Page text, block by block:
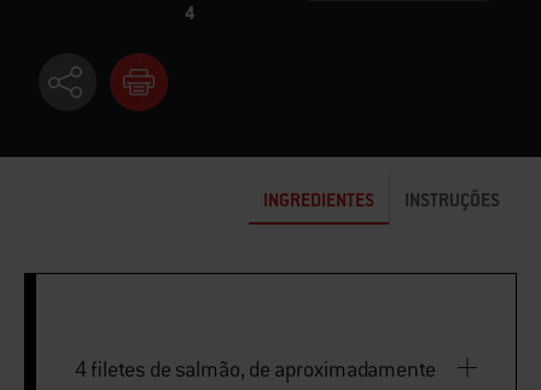
4
INGREDIENTES INSTRUÇÕES
4 filetes de salmão, de aproximadamente